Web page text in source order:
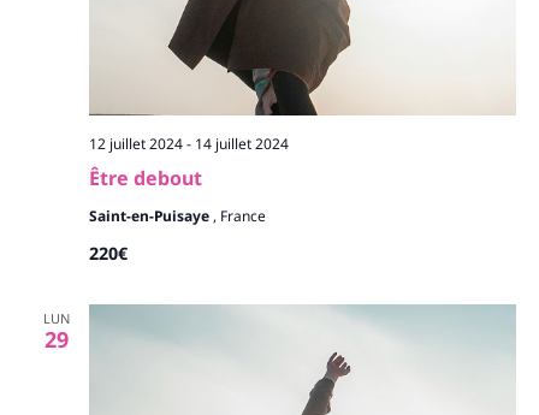
Être debout
12 juillet 2024- 14 juillet 2024
Saint-en-Puisaye , France
220€
LUN
29